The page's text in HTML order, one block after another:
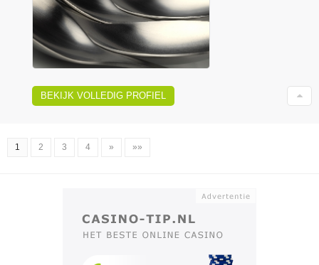
BEKIJK VOLLEDIG PROFIEL
1 2 3 4 » »»